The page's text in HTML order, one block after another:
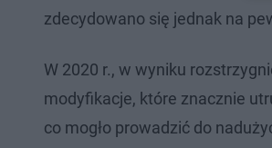
zdecydowano się jednak na
W 2020 r., w wyniku
modyfikacje, które znacznie
co mogło prowadzić do